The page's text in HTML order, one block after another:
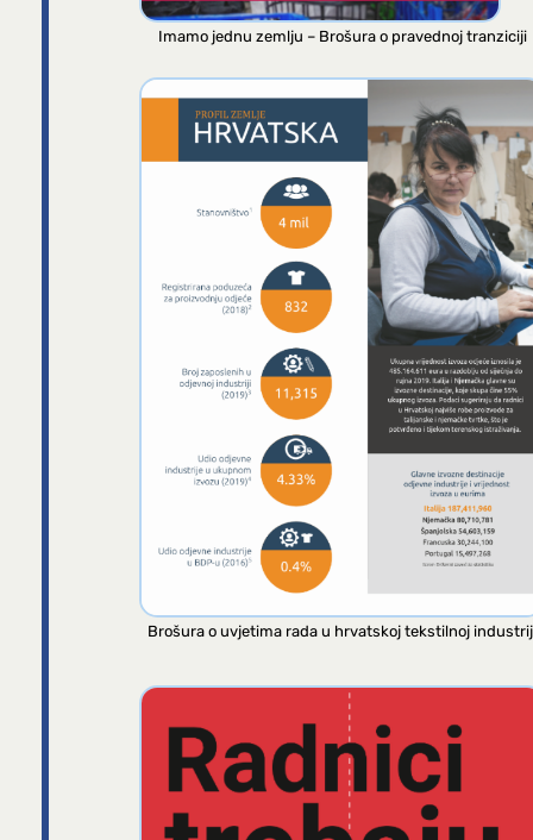
Imamo jednu zemlju – Brošura o pravednoj tranziciji
Brošura o uvjetima rada u hrvatskoj tekstilnoj